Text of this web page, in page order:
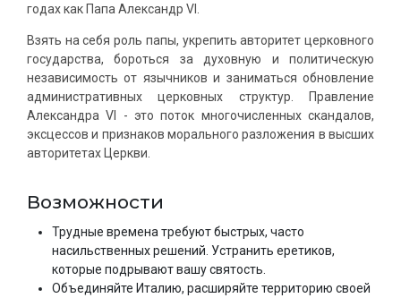
годах как Папа Александр VI.
Взять на себя роль папы, укрепить авторитет церковного
государства, бороться за духовную и политическую
независимость от язычников и заниматься обновление
административных церковных структур. Правление
Александра VI - это поток многочисленных скандалов,
эксцессов и признаков морального разложения в высших
авторитетах Церкви.
Возможности
Трудные времена требуют быстрых, часто
насильственных решений. Устранить еретиков,
которые подрывают вашу святость.
Объединяйте Италию, расширяйте территорию своей